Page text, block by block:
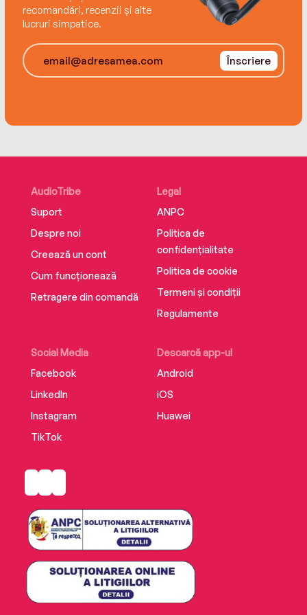
recomandări, recenzii și alte
lucruri simpatice.
Înscriere
AudioTribe
Suport
Despre noi
Creează un cont
Cum funcționează
Retragere din comandă
Social Media
Facebook
LinkedIn
Instagram
TikTok
Descarcă app-ul
Android
iOS
Huawei
Legal
ANPC
Politica de
confidențialitate
Politica de cookie
Termeni și condiții
Regulamente